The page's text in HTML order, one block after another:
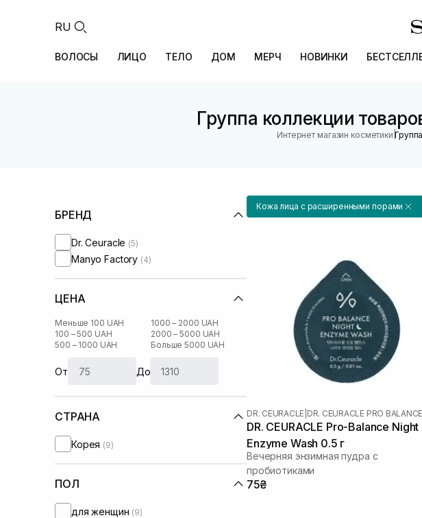
RU
ВОЛОСЫ ЛИЦО ТЕЛО ДОМ МЕРЧ НОВИНКИ
Группа коллекции
Интернет магазин косметики |
БРЕНД
Dr. Ceuracle (5)
Manyo Factory (4)
ЦЕНА
Меньше 100 UAH
100 – 500 UAH
500 – 1000 UAH
1000 – 2000 UAH
2000 – 5000 UAH
Больше 5000 UAH
От До
СТРАНА
Корея (9)
ПОЛ
для женщин (9)
Кожа лица с расширенными порами
DR. CEURACLE DR. CEURACLE PRO BALANCE
DR. CEURACLE Pro-Balance Night
Enzyme Wash 0.5 г
Вечерняя энзимная пудра с
пробиотиками
75₴